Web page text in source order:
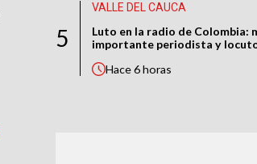
5
VALLE DEL CAUCA
Luto en la radio de Colombia:
importante periodista y
Hace6 horas